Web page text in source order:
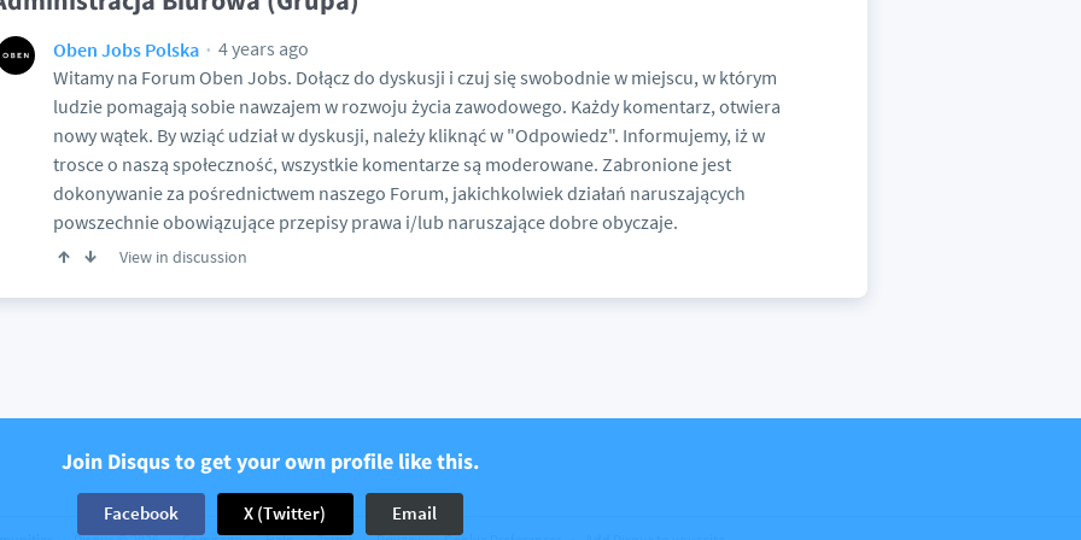
Oben Jobs Polska
4 years ago
Witamy na Forum Oben Jobs. Dołącz do dyskusji i czuj się swobodnie w miejscu, w którym
ludzie pomagają sobie nawzajem w rozwoju życia zawodowego. Każdy komentarz, otwiera
nowy wątek. By wziąć udział w dyskusji, należy kliknąć w "Odpowiedz". Informujemy, iż w
trosce o naszą społeczność, wszystkie komentarze są moderowane. Zabronione jest
dokonywanie za pośrednictwem naszego Forum, jakichkolwiek działań naruszających
powszechnie obowiązujące przepisy prawa i/lub naruszające dobre obyczaje.
View in discussion
Join Disqus to get your own profile like this.
Facebook X (Twitter) Email